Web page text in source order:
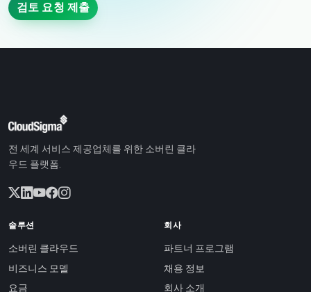
검토 요청 제출
전 세계 서비스 제공업체를 위한 소버린 클라
우드 플랫폼.
솔루션
소버린 클라우드
비즈니스 모델
요금
회사
파트너 프로그램
채용 정보
회사 소개